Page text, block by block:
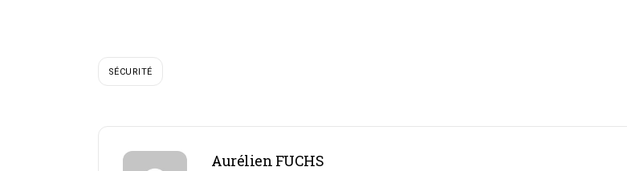
SÉCURITÉ
Aurélien FUCHS